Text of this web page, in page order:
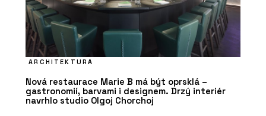
ARCHITEKTURA
Nová restaurace Marie B má být oprsklá –
gastronomií, barvami i designem. Drzý interiér
navrhlo studio Olgoj Chorchoj